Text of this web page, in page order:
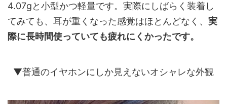
4.07gと小型かつ軽量です。実際にしばらく装着し
てみても、耳が重くなった感覚はほとんどなく、 実
際に長時間使っていても疲れにくかったです。
▼普通のイヤホンにしか見えないオシャレな外観